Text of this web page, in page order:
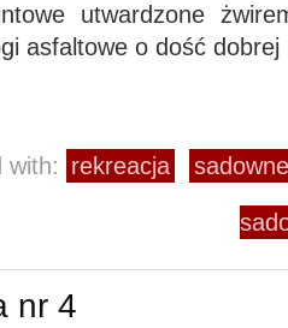
utwardzone
asfaltowe o dość dobrej
with: rekreacja sadowne
nr 4